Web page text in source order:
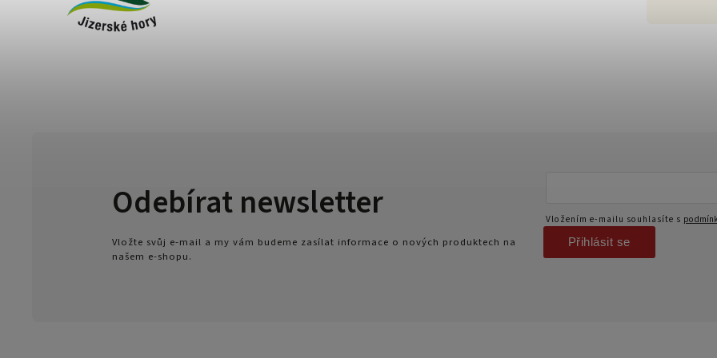
Odebírat newsletter
Vložte svůj e-mail a my vám budeme zasílat informace o nových produktech na
našem e-shopu.
Vložením e-mailu souhlasíte s
Přihlásit se